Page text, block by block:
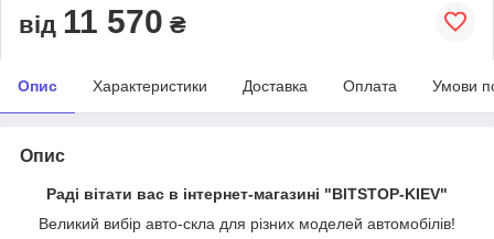
від 11 570 ₴
Опис Характеристики Доставка Оплата Умови
Опис
Раді вітати вас в інтернет-магазині "BITSTOP-KIEV"
Великий вибір авто-скла для різних моделей автомобілів!